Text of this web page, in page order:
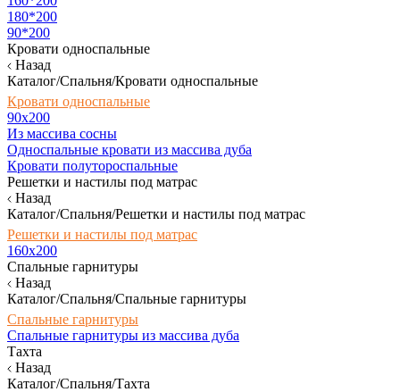
180*200
90*200
Кровати односпальные
Назад
Каталог/Спальня/Кровати односпальные
Кровати односпальные
90х200
Из массива сосны
Односпальные кровати из массива дуба
Кровати полутороспальные
Решетки и настилы под матрас
Назад
Каталог/Спальня/Решетки и настилы под матрас
Решетки и настилы под матрас
160х200
Спальные гарнитуры
Назад
Каталог/Спальня/Спальные гарнитуры
Спальные гарнитуры
Спальные гарнитуры из массива дуба
Тахта
Назад
Каталог/Спальня/Тахта